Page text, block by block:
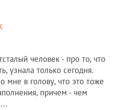
человек - про то, что
узнала только сегодня.
мне в голову, что это тоже
причем - чем